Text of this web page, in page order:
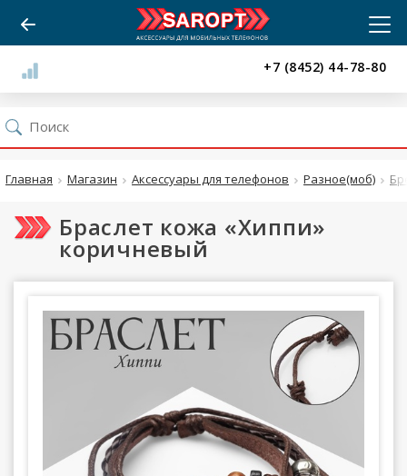
+7 (8452) 44-78-80
Главная Магазин Аксессуары для телефонов Разное(моб)
Браслет кожа «Хиппи»
коричневый